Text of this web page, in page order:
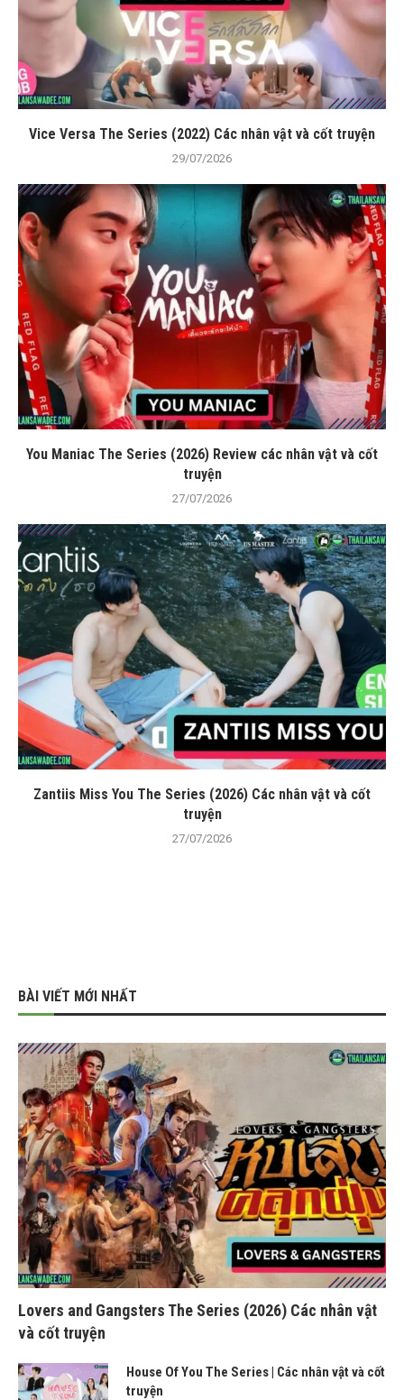
Vice Versa The Series (2022) Các nhân vật và cốt truyện
29/07/2026
You Maniac The Series (2026) Review các nhân vật và cốt
truyện
27/07/2026
Zantiis Miss You The Series (2026) Các nhân vật và cốt
truyện
27/07/2026
BÀI VIẾT MỚI NHẤT
Lovers and Gangsters The Series (2026) Các nhân vật
và cốt truyện
House Of You The Series | Các nhân vật và cốt
truyện